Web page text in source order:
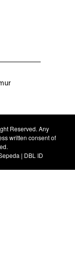
Reserved. Any
written consent of
| DBL ID